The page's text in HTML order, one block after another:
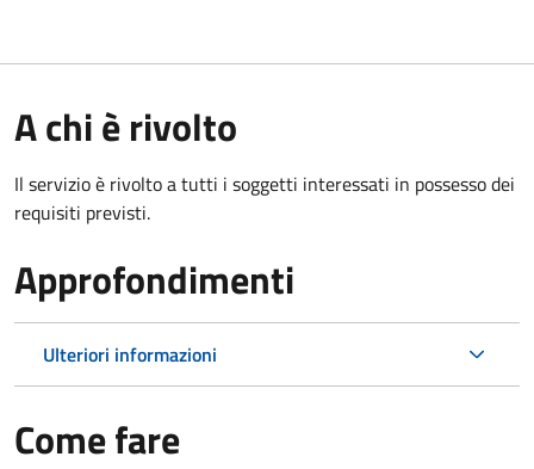
A chi è rivolto
Il servizio è rivolto a tutti i soggetti interessati in possesso dei
requisiti previsti.
Approfondimenti
Ulteriori informazioni
Come fare